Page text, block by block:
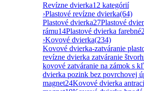
Revízne dvierka12 kategórií
›Plastové revízne dvierka(64)
Plastové dvierka27Plastové
rámu14Plastové dvierka farebné
›Kovové dvierka(234)
Kovové dvierka-zatváranie
revízne dvierka zatváranie
kovové zatváranie na zámok s
dvierka pozink bez povrchovej
magnet24Kovové dvierka